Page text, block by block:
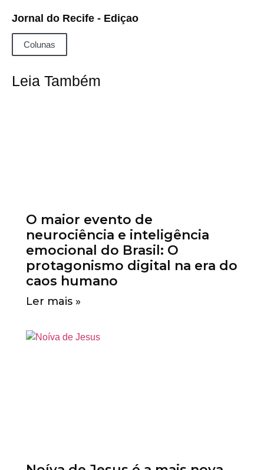
Jornal do Recife - Ediçao
Colunas
Leia Também
O maior evento de
neurociência e inteligência
emocional do Brasil: O
protagonismo digital na era do
caos humano
Ler mais »